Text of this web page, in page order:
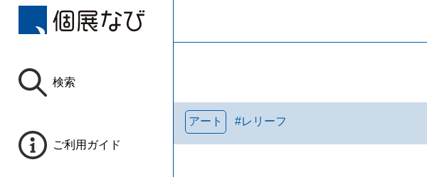
検索
ご利用ガイド
アート #レリーフ